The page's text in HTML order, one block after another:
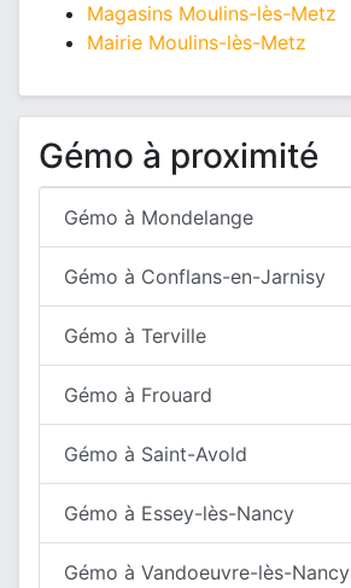
Magasins Moulins-lès-Metz
Mairie Moulins-lès-Metz
Gémo à proximité
Gémo à Mondelange
Gémo à Conflans-en-Jarnisy
Gémo à Terville
Gémo à Frouard
Gémo à Saint-Avold
Gémo à Essey-lès-Nancy
Gémo à Vandoeuvre-lès-Nancy